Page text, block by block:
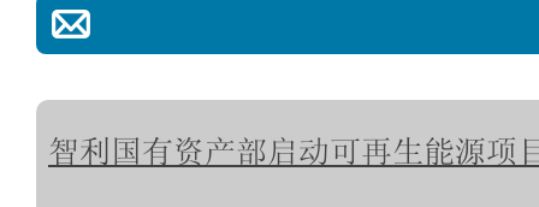
智利国有资产部启动可再生能源项